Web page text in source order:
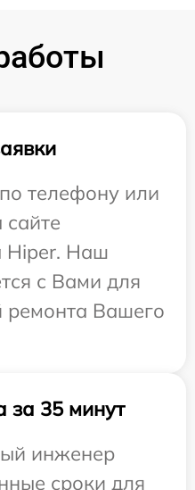
телефону или
сайте
Hiper. Наш
с Вами для
ремонта Вашего
за 35 минут
инженер
сроки для